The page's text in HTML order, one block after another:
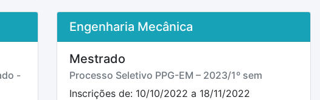
-
Engenharia Mecânica
Mestrado
Processo Seletivo PPG-EM – 2023/1º sem
Inscrições de: 10/10/2022 a 18/11/2022